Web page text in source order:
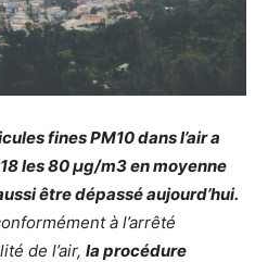
fines PM10 dans l’air a
les 80 μg/m3 en moyenne
être dépassé aujourd’hui.
à l’arrêté
de l’air, la procédure